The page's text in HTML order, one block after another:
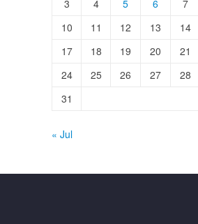
3
4 5 6 7
10
11 12 13 14
17
18 19 20 21
24
25 26 27 28
31
« Jul